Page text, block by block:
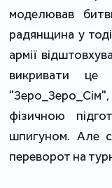
моделював
радянщина у
армії
викривати це
фізичною
шпигуном. Але
переворот на